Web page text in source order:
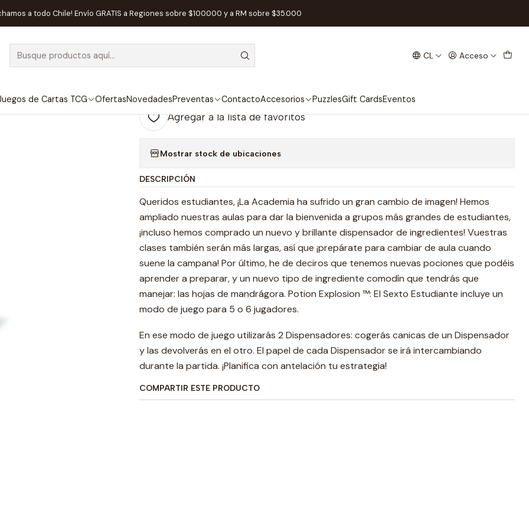
CL Acceso
de Cartas TCG OfertasNovedadesPreventas ContactoAccesorios PuzzlesGift CardsEventos
a todo Chile! Envío GRATIS a Regiones sobre $100.000 y a RM sobre $35.000
Mesa Competitivos Potion Explosion: Expansión El Sexto Estudiante - Español
AGOTADO
Potion Explosion: Expansión El Sexto
Agregar a la lista de favoritos
Mostrar stock de ubicaciones
DESCRIPCIÓN
Queridos estudiantes, ¡La Academia ha sufrido un gran cambio de imagen! Hemos
ampliado nuestras aulas para dar la bienvenida a grupos más grandes de estudiantes,
¡incluso hemos comprado un nuevo y brillante dispensador de ingredientes! Vuestras
clases también serán más largas, así que ¡prepárate para cambiar de aula cuando
suene la campana! Por último, he de deciros que tenemos nuevas pociones que podéis
aprender a preparar, y un nuevo tipo de ingrediente comodín que tendrás que
manejar: las hojas de mandrágora. Potion Explosion ™: El Sexto Estudiante incluye un
modo de juego para 5 o 6 jugadores.
En ese modo de juego utilizarás 2 Dispensadores: cogerás canicas de un Dispensador
y las devolverás en el otro. El papel de cada Dispensador se irá intercambiando
durante la partida. ¡Planifica con antelación tu estrategia!
COMPARTIR ESTE PRODUCTO